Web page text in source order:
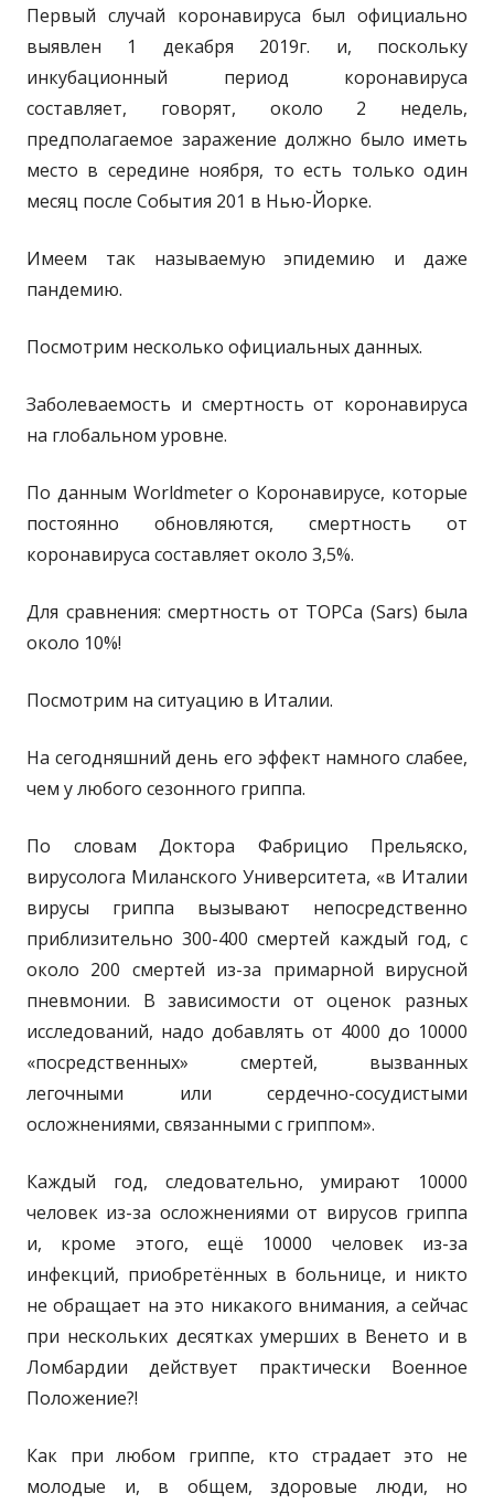
Первый случай коронавируса был официально
выявлен 1 декабря 2019г. и, поскольку
инкубационный период коронавируса
составляет, говорят, около 2 недель,
предполагаемое заражение должно было иметь
место в середине ноября, то есть только один
месяц после События 201 в Нью-Йорке.
Имеем так называемую эпидемию и даже
пандемию.
Посмотрим несколько официальных данных.
Заболеваемость и смертность от коронавируса
на глобальном уровне.
По данным Worldmeter о Коронавирусе, которые
постоянно обновляются, смертность от
коронавируса составляет около 3,5%.
Для сравнения: смертность от ТОРСа (Sars) была
около 10%!
Посмотрим на ситуацию в Италии.
На сегодняшний день его эффект намного слабее,
чем у любого сезонного гриппа.
По словам Доктора Фабрицио Прельяско,
вирусолога Миланского Университета, «в Италии
вирусы гриппа вызывают непосредственно
приблизительно 300-400 смертей каждый год, с
около 200 смертей из-за примарной вирусной
пневмонии. В зависимости от оценок разных
исследований, надо добавлять от 4000 до 10000
«посредственных» смертей, вызванных
легочными или сердечно-сосудистыми
осложнениями, связанными с гриппом».
Каждый год, следовательно, умирают 10000
человек из-за осложнениями от вирусов гриппа
и, кроме этого, ещё 10000 человек из-за
инфекций, приобретённых в больнице, и никто
не обращает на это никакого внимания, а сейчас
при нескольких десятках умерших в Венето и в
Ломбардии действует практически Военное
Положение?!
Как при любом гриппе, кто страдает это не
молодые и, в общем, здоровые люди, но